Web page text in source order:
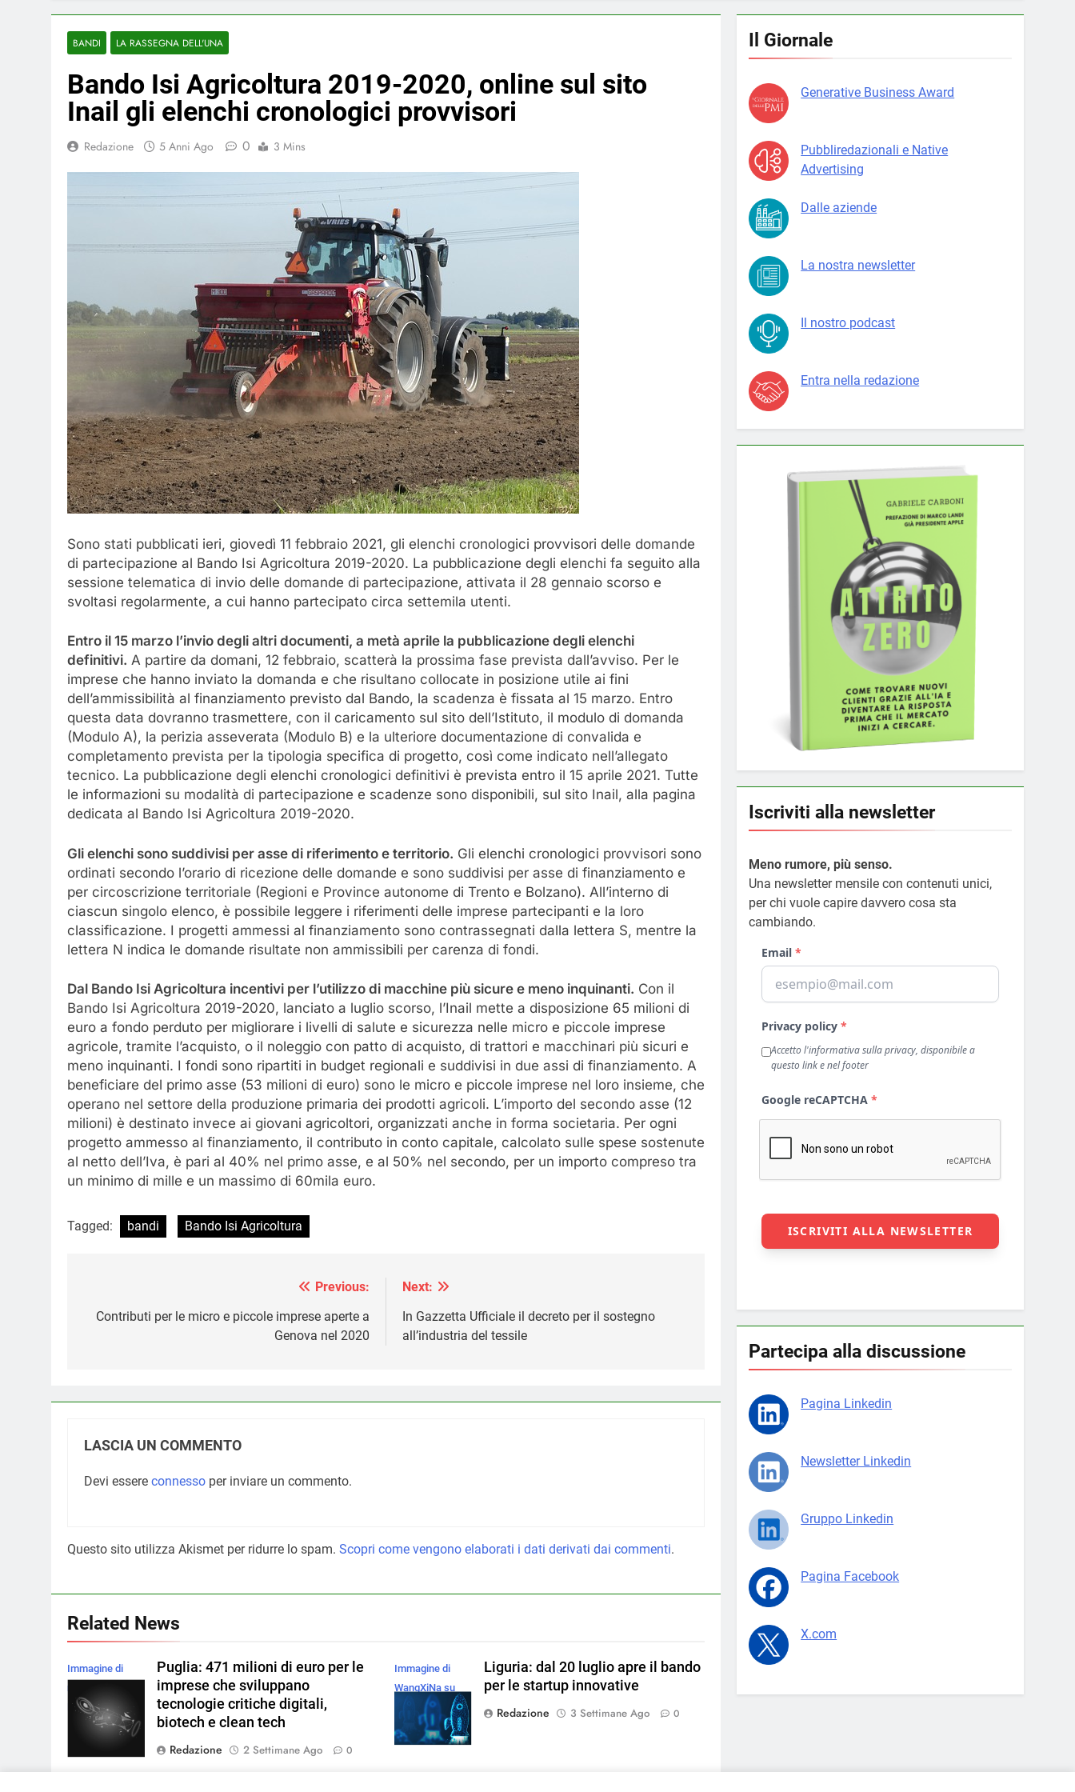
BANDI LA RASSEGNA DELL'UNA
Bando Isi Agricoltura 2019-2020, online sul sito
Inail gli elenchi cronologici provvisori
Redazione 5 Anni Ago 0 3 Mins
Sono stati pubblicati ieri, giovedì 11 febbraio 2021, gli elenchi cronologici provvisori delle domande
di partecipazione al Bando Isi Agricoltura 2019-2020. La pubblicazione degli elenchi fa seguito alla
sessione telematica di invio delle domande di partecipazione, attivata il 28 gennaio scorso e
svoltasi regolarmente, a cui hanno partecipato circa settemila utenti.
Entro il 15 marzo l’invio degli altri documenti, a metà aprile la pubblicazione degli elenchi
definitivi. A partire da domani, 12 febbraio, scatterà la prossima fase prevista dall’avviso. Per le
imprese che hanno inviato la domanda e che risultano collocate in posizione utile ai fini
dell’ammissibilità al finanziamento previsto dal Bando, la scadenza è fissata al 15 marzo. Entro
questa data dovranno trasmettere, con il caricamento sul sito dell’Istituto, il modulo di domanda
(Modulo A), la perizia asseverata (Modulo B) e la ulteriore documentazione di convalida e
completamento prevista per la tipologia specifica di progetto, così come indicato nell’allegato
tecnico. La pubblicazione degli elenchi cronologici definitivi è prevista entro il 15 aprile 2021. Tutte
le informazioni su modalità di partecipazione e scadenze sono disponibili, sul sito Inail, alla pagina
dedicata al Bando Isi Agricoltura 2019-2020.
Gli elenchi sono suddivisi per asse di riferimento e territorio. Gli elenchi cronologici provvisori sono
ordinati secondo l’orario di ricezione delle domande e sono suddivisi per asse di finanziamento e
per circoscrizione territoriale (Regioni e Province autonome di Trento e Bolzano). All’interno di
ciascun singolo elenco, è possibile leggere i riferimenti delle imprese partecipanti e la loro
classificazione. I progetti ammessi al finanziamento sono contrassegnati dalla lettera S, mentre la
lettera N indica le domande risultate non ammissibili per carenza di fondi.
Dal Bando Isi Agricoltura incentivi per l’utilizzo di macchine più sicure e meno inquinanti. Con il
Bando Isi Agricoltura 2019-2020, lanciato a luglio scorso, l’Inail mette a disposizione 65 milioni di
euro a fondo perduto per migliorare i livelli di salute e sicurezza nelle micro e piccole imprese
agricole, tramite l’acquisto, o il noleggio con patto di acquisto, di trattori e macchinari più sicuri e
meno inquinanti. I fondi sono ripartiti in budget regionali e suddivisi in due assi di finanziamento. A
beneficiare del primo asse (53 milioni di euro) sono le micro e piccole imprese nel loro insieme, che
operano nel settore della produzione primaria dei prodotti agricoli. L’importo del secondo asse (12
milioni) è destinato invece ai giovani agricoltori, organizzati anche in forma societaria. Per ogni
progetto ammesso al finanziamento, il contributo in conto capitale, calcolato sulle spese sostenute
al netto dell’Iva, è pari al 40% nel primo asse, e al 50% nel secondo, per un importo compreso tra
un minimo di mille e un massimo di 60mila euro.
Tagged: bandi Bando Isi Agricoltura
articoli
Previous:
Contributi per le micro e piccole imprese aperte a
Genova nel 2020
Next:
In Gazzetta Ufficiale il decreto per il sostegno
all’industria del tessile
LASCIA UN COMMENTO
Devi essere connesso per inviare un commento.
Questo sito utilizza Akismet per ridurre lo spam. Scopri come vengono elaborati i dati derivati dai commenti.
Related News
Immagine di
rawpixel.com su
Magnific
Puglia: 471 milioni di euro per le
imprese che sviluppano
tecnologie critiche digitali,
biotech e clean tech
Redazione
2 Settimane Ago 0
Immagine di
WangXiNa su
Magnific
Liguria: dal 20 luglio apre il bando
per le startup innovative
Redazione
3 Settimane Ago 0
Il Giornale
Generative Business Award
Pubbliredazionali e Native
Advertising
Dalle aziende
La nostra newsletter
Il nostro podcast
Entra nella redazione
Iscriviti alla newsletter
Meno rumore, più senso.
Una newsletter mensile con contenuti unici,
per chi vuole capire davvero cosa sta
cambiando.
Partecipa alla discussione
Pagina Linkedin
Newsletter Linkedin
Gruppo Linkedin
Pagina Facebook
X.com